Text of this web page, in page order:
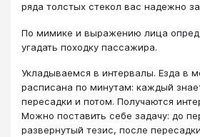
ряда толстых стекол вас надежно
По мимике и выражению лица
угадать походку пассажира.
Укладываемся в интервалы. Езда в
расписана по минутам: каждый
пересадки и потом. Получаются
Можно поставить себе задачу: до
развернутый тезис, после